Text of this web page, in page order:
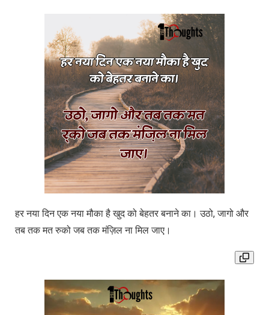
हर नया दिन एक नया मौका है खुद को बेहतर बनाने का। उठो, जागो और
तब तक मत रुको जब तक मंज़िल ना मिल जाए।